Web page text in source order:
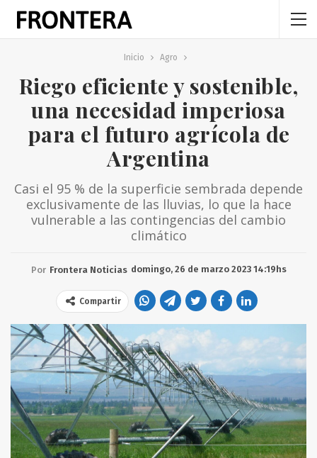
Inicio Agro
Riego eficiente y sostenible,
una necesidad imperiosa
para el futuro agrícola de
Argentina
Casi el 95 % de la superficie sembrada depende
exclusivamente de las lluvias, lo que la hace
vulnerable a las contingencias del cambio
climático
Por Frontera Noticias domingo, 26 de marzo 2023 14:19hs
Compartir